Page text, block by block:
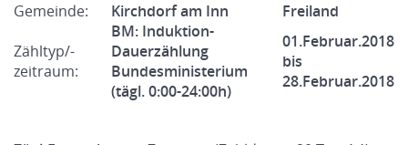
Gemeinde: Kirchdorf am Inn
Freiland
Zähltyp/-
zeitraum:
BM: Induktion-
Dauerzählung
Bundesministerium
(tägl. 0:00-24:00h)
01.Februar.2018
bis
28.Februar.2018